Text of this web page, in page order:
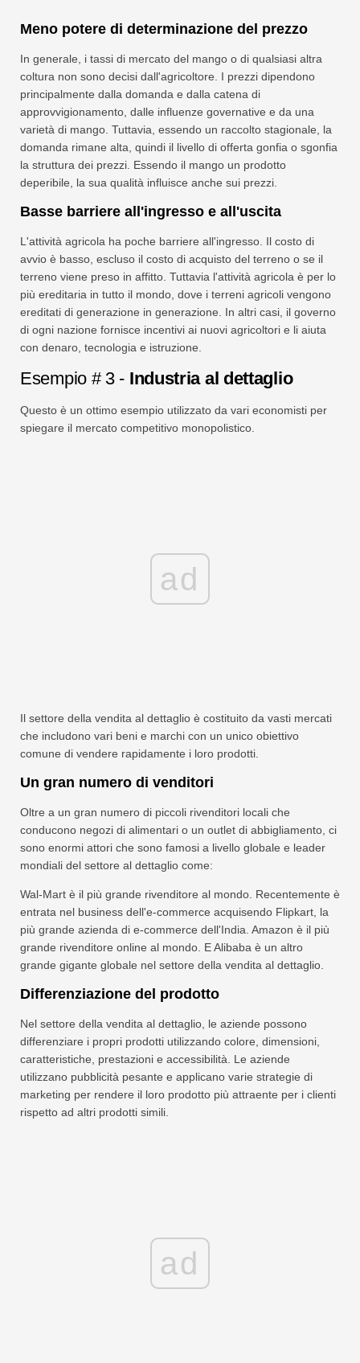
Meno potere di determinazione del prezzo
In generale, i tassi di mercato del mango o di qualsiasi altra
coltura non sono decisi dall'agricoltore. I prezzi dipendono
principalmente dalla domanda e dalla catena di
approvvigionamento, dalle influenze governative e da una
varietà di mango. Tuttavia, essendo un raccolto stagionale, la
domanda rimane alta, quindi il livello di offerta gonfia o sgonfia
la struttura dei prezzi. Essendo il mango un prodotto
deperibile, la sua qualità influisce anche sui prezzi.
Basse barriere all'ingresso e all'uscita
L'attività agricola ha poche barriere all'ingresso. Il costo di
avvio è basso, escluso il costo di acquisto del terreno o se il
terreno viene preso in affitto. Tuttavia l'attività agricola è per lo
più ereditaria in tutto il mondo, dove i terreni agricoli vengono
ereditati di generazione in generazione. In altri casi, il governo
di ogni nazione fornisce incentivi ai nuovi agricoltori e li aiuta
con denaro, tecnologia e istruzione.
Esempio # 3 - Industria al dettaglio
Questo è un ottimo esempio utilizzato da vari economisti per
spiegare il mercato competitivo monopolistico.
ad
Il settore della vendita al dettaglio è costituito da vasti mercati
che includono vari beni e marchi con un unico obiettivo
comune di vendere rapidamente i loro prodotti.
Un gran numero di venditori
Oltre a un gran numero di piccoli rivenditori locali che
conducono negozi di alimentari o un outlet di abbigliamento, ci
sono enormi attori che sono famosi a livello globale e leader
mondiali del settore al dettaglio come:
Wal-Mart è il più grande rivenditore al mondo. Recentemente è
entrata nel business dell'e-commerce acquisendo Flipkart, la
più grande azienda di e-commerce dell'India. Amazon è il più
grande rivenditore online al mondo. E Alibaba è un altro
grande gigante globale nel settore della vendita al dettaglio.
Differenziazione del prodotto
Nel settore della vendita al dettaglio, le aziende possono
differenziare i propri prodotti utilizzando colore, dimensioni,
caratteristiche, prestazioni e accessibilità. Le aziende
utilizzano pubblicità pesante e applicano varie strategie di
marketing per rendere il loro prodotto più attraente per i clienti
rispetto ad altri prodotti simili.
ad